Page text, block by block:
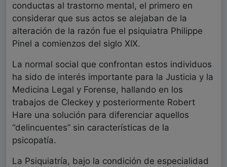
conductas al trastorno mental, el primero en
considerar que sus actos se alejaban de la
alteración de la razón fue el psiquiatra Philippe
Pinel a comienzos del siglo XIX.
La normal social que confrontan estos individuos
ha sido de interés importante para la Justicia y la
Medicina Legal y Forense, hallando en los
trabajos de Cleckey y posteriormente Robert
Hare una solución para diferenciar aquellos
“delincuentes” sin características de la
psicopatía.
La Psiquiatría, bajo la condición de especialidad